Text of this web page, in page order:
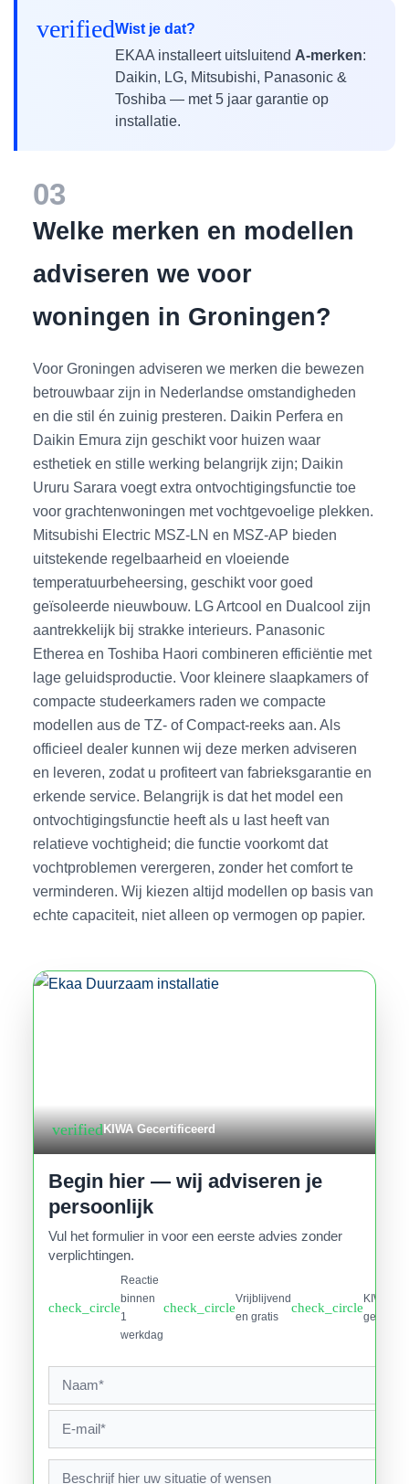
verifiedWist je dat?
EKAA installeert uitsluitend A-merken:
Daikin, LG, Mitsubishi, Panasonic &
Toshiba — met 5 jaar garantie op
installatie.
03
Welke merken en modellen
adviseren we voor
woningen in Groningen?
Voor Groningen adviseren we merken die bewezen
betrouwbaar zijn in Nederlandse omstandigheden
en die stil én zuinig presteren. Daikin Perfera en
Daikin Emura zijn geschikt voor huizen waar
esthetiek en stille werking belangrijk zijn; Daikin
Ururu Sarara voegt extra ontvochtigingsfunctie toe
voor grachtenwoningen met vochtgevoelige plekken.
Mitsubishi Electric MSZ-LN en MSZ-AP bieden
uitstekende regelbaarheid en vloeiende
temperatuurbeheersing, geschikt voor goed
geïsoleerde nieuwbouw. LG Artcool en Dualcool zijn
aantrekkelijk bij strakke interieurs. Panasonic
Etherea en Toshiba Haori combineren efficiëntie met
lage geluidsproductie. Voor kleinere slaapkamers of
compacte studeerkamers raden we compacte
modellen aus de TZ- of Compact-reeks aan. Als
officieel dealer kunnen wij deze merken adviseren
en leveren, zodat u profiteert van fabrieksgarantie en
erkende service. Belangrijk is dat het model een
ontvochtigingsfunctie heeft als u last heeft van
relatieve vochtigheid; die functie voorkomt dat
vochtproblemen verergeren, zonder het comfort te
verminderen. Wij kiezen altijd modellen op basis van
echte capaciteit, niet alleen op vermogen op papier.
verifiedKIWA Gecertificeerd
Begin hier — wij adviseren je
persoonlijk
Vul het formulier in voor een eerste advies zonder
verplichtingen.
check_circle
Reactie
binnen
1
werkdag
check_circle
Vrijblijvend
en gratis
check_circle
KIWA